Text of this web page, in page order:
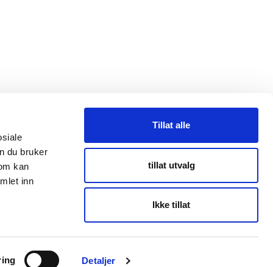
du bruker
kan
inn
Detaljer
Tillat alle
tillat utvalg
Ikke tillat